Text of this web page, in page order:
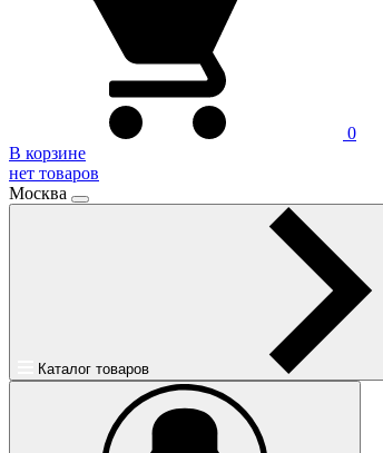
0
В корзине
нет товаров
Москва
Каталог товаров